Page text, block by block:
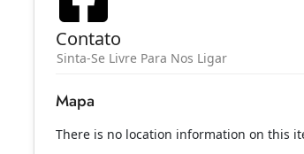
Contato
Sinta-Se Livre Para Nos Ligar
Mapa
There is no location information on this